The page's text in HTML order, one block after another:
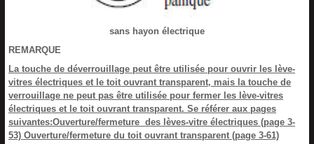
sans hayon électrique
REMARQUE
La touche de déverrouillage peut être utilisée pour ouvrir les lève-
vitres électriques et le toit ouvrant transparent, mais la touche de
verrouillage ne peut pas être utilisée pour fermer les lève-vitres
électriques et le toit ouvrant transparent. Se référer aux pages
suivantes:Ouverture/fermeture des lèves-vitre électriques (page 3-
53) Ouverture/fermeture du toit ouvrant transparent (page 3-61)